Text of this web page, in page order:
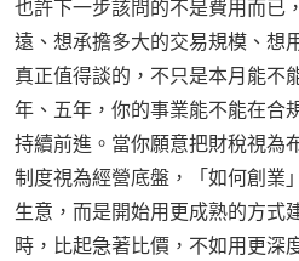
也許下一步該問的不是費用而已
遠、想承擔多大的交易規模、想
真正值得談的，不只是本月能不
年、五年，你的事業能不能在合
持續前進。當你願意把財稅視為
制度視為經營底盤，「如何創業
生意，而是開始用更成熟的方式
時，比起急著比價，不如用更深